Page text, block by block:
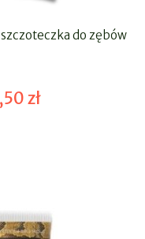
do zębów
zł